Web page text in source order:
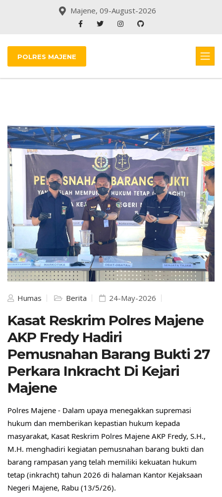
Majene, 09-August-2026
POLRES MAJENE
Humas Berita 24-May-2026
Kasat Reskrim Polres Majene
AKP Fredy Hadiri
Pemusnahan Barang Bukti 27
Perkara Inkracht Di Kejari
Majene
Polres Majene - Dalam upaya menegakkan supremasi
hukum dan memberikan kepastian hukum kepada
masyarakat, Kasat Reskrim Polres Majene AKP Fredy, S.H.,
M.H. menghadiri kegiatan pemusnahan barang bukti dan
barang rampasan yang telah memiliki kekuatan hukum
tetap (inkracht) tahun 2026 di halaman Kantor Kejaksaan
Negeri Majene, Rabu (13/5/26).